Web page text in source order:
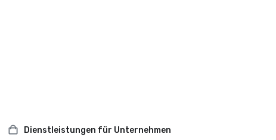
Dienstleistungen für Unternehmen